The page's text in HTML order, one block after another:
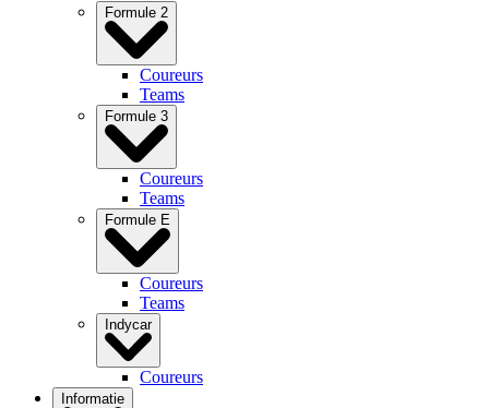
Formule 2
Coureurs
Teams
Formule 3
Coureurs
Teams
Formule E
Coureurs
Teams
Indycar
Coureurs
Informatie